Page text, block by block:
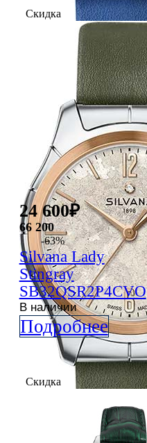
Скидка
24 600₽
66 200
-63%
SilvanaLady
Stingray
SB32QSR2P4CVO
В наличии
Подробнее
Скидка